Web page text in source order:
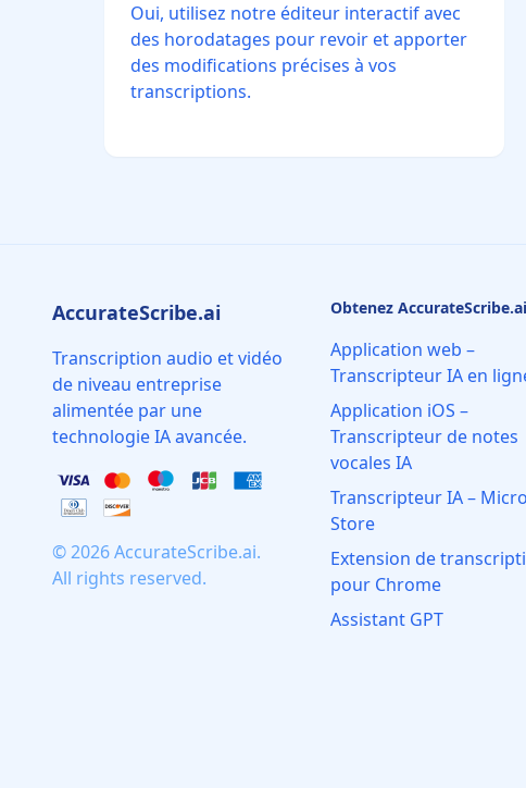
Oui, utilisez notre éditeur interactif avec
des horodatages pour revoir et apporter
des modifications précises à vos
transcriptions.
AccurateScribe.ai
Transcription audio et vidéo
de niveau entreprise
alimentée par une
technologie IA avancée.
© 2026 AccurateScribe.ai.
All rights reserved.
Obtenez AccurateScribe.ai
Application web –
Transcripteur IA en
Application iOS –
Transcripteur de notes
vocales IA
Transcripteur IA –
Store
Extension de
pour Chrome
Assistant GPT